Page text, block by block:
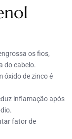
os fios,
do cabelo.
óxido de zinco é
inflamação após
fator de